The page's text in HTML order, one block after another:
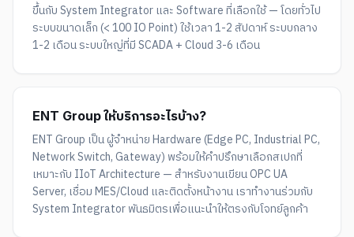
ขึ้นกับ System Integrator และ Software ที่เลือกใช้ — โดยทั่วไป
ระบบขนาดเล็ก (< 100 IO Point) ใช้เวลา 1-2 สัปดาห์ ระบบกลาง
1-2 เดือน ระบบใหญ่ที่มี SCADA + Cloud 3-6 เดือน
ENT Group ให้บริการอะไรบ้าง?
ENT Group เป็น ผู้จำหน่าย Hardware (Edge PC, Industrial PC,
Network Switch, Gateway) พร้อมให้คำปรึกษาเลือกสเปกที่
เหมาะกับ IIoT Architecture — สำหรับงานเขียน OPC UA
Server, เชื่อม MES/Cloud และติดตั้งหน้างาน เราทำงานร่วมกับ
System Integrator พันธมิตรเพื่อแนะนำให้ตรงกับโจทย์ลูกค้า